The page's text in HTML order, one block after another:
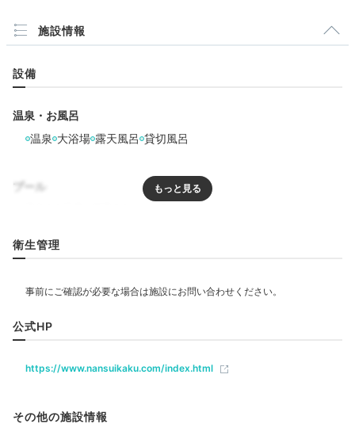
ほとんどのお部屋で、天然温泉を満喫できます。
らビールで乾杯、なんて過ごし方もできますよ。大きな
窓から森の景色を楽しめる、内風呂タイプのお部屋も魅
テラスで休みつつ長風呂できるのも◎。アメニティが揃っていたの
18:00
施設情報
設備
温泉・お風呂
温泉 大浴場 露天風呂 貸切風呂
プール
リラクゼーション
衛生管理
公式HP
https://www.nansuikaku.com/index.html
その他の施設情報